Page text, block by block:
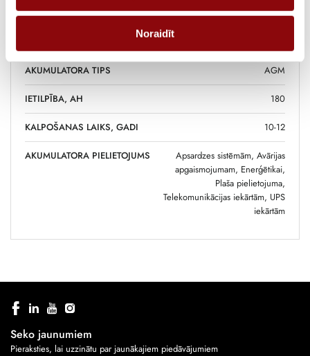
Noraidīt
RAŽOTĀJS YUASA
AKUMULATORA TIPS AGM
IETILPĪBA, AH 180
KALPOŠANAS LAIKS, GADI 10-12
AKUMULATORA PIELIETOJUMS
Apsardzes sistēmām, Avārijas
apgaismojumam, Enerģētikai,
Plaša pielietojuma,
Telekomunikācijas iekārtām, UPS
iekārtām
Seko jaunumiem
Pieraksties, lai uzzinātu par jaunākajiem piedāvājumiem